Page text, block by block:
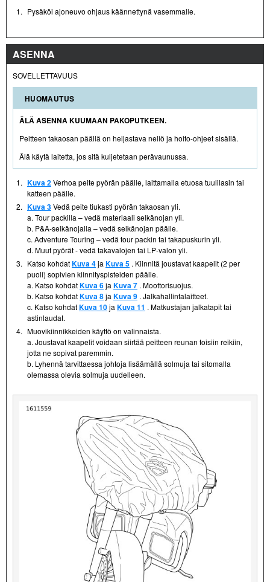
1. Pysäköi ajoneuvo ohjaus käännettynä vasemmalle.
ASENNA
SOVELLETTAVUUS
HUOMAUTUS
ÄLÄ ASENNA KUUMAAN PAKOPUTKEEN.
Peitteen takaosan päällä on heijastava neliö ja hoito-ohjeet sisällä.
Älä käytä laitetta, jos sitä kuljetetaan perävaunussa.
1. Kuva 2Verhoa peite pyörän päälle, laittamalla etuosa tuulilasin tai
katteen päälle.
2. Kuva 3Vedä peite tiukasti pyörän takaosan yli.
a. Tour packilla – vedä materiaali selkänojan yli.
b. P&A-selkänojalla – vedä selkänojan päälle.
c. Adventure Touring – vedä tour packin tai takapuskurin yli.
d. Muut pyörät - vedä takavalojen tai LP-valon yli.
3. Katso kohdatKuva 4ja Kuva 5 . Kiinnitä joustavat kaapelit (2 per
puoli) sopivien kiinnityspisteiden päälle.
a. Katso kohdatKuva 6ja Kuva 7 . Moottorisuojus.
b. Katso kohdatKuva 8ja Kuva 9 . Jalkahallintalaitteet.
c. Katso kohdatKuva 10ja Kuva 11 . Matkustajan jalkatapit tai
astinlaudat.
4. Muovikiinnikkeiden käyttö on valinnaista.
a. Joustavat kaapelit voidaan siirtää peitteen reunan toisiin reikiin,
jotta ne sopivat paremmin.
b. Lyhennä tarvittaessa johtoja lisäämällä solmuja tai sitomalla
olemassa olevia solmuja uudelleen.